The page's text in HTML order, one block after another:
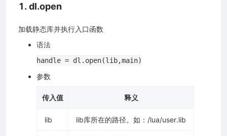
1. dl.open
加载静态库并执行入口函数
语法
handle = dl.open(lib,main)
参数
传入值 释义
lib lib库所在的路径。如：/lua/user.lib